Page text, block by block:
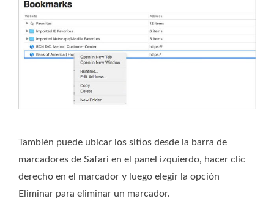
También puede ubicar los sitios desde la barra de
marcadores de Safari en el panel izquierdo, hacer clic
derecho en el marcador y luego elegir la opción
Eliminar para eliminar un marcador.